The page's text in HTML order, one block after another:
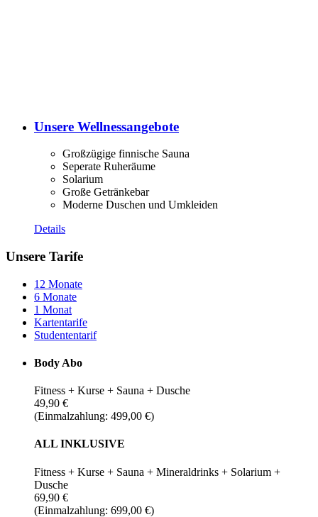
Unsere Wellnessangebote
Großzügige finnische Sauna
Seperate Ruheräume
Solarium
Große Getränkebar
Moderne Duschen und Umkleiden
Details
Unsere Tarife
12 Monate
6 Monate
1 Monat
Kartentarife
Studententarif
Body Abo
Fitness + Kurse + Sauna + Dusche
49,90 €
(Einmalzahlung: 499,00 €)
ALL INKLUSIVE
Fitness + Kurse + Sauna + Mineraldrinks + Solarium +
Dusche
69,90 €
(Einmalzahlung: 699,00 €)